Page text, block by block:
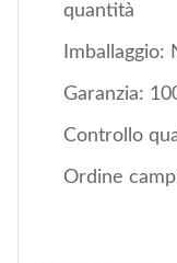
quantità
Garanzia:
Controllo
Ordine